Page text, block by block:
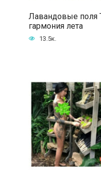
Лавандовые поля
гармония лета
13.5к.